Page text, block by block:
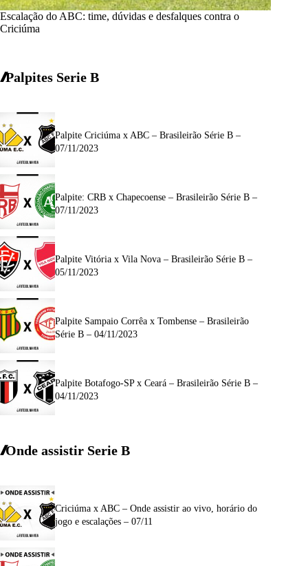
Escalação do ABC: time, dúvidas e desfalques contra o
Criciúma
Palpites Serie B
Palpite Criciúma x ABC – Brasileirão Série B –
07/11/2023
Palpite: CRB x Chapecoense – Brasileirão Série B –
07/11/2023
Palpite Vitória x Vila Nova – Brasileirão Série B –
05/11/2023
Palpite Sampaio Corrêa x Tombense – Brasileirão
Série B – 04/11/2023
Palpite Botafogo-SP x Ceará – Brasileirão Série B –
04/11/2023
Onde assistir Serie B
Criciúma x ABC – Onde assistir ao vivo, horário do
jogo e escalações – 07/11